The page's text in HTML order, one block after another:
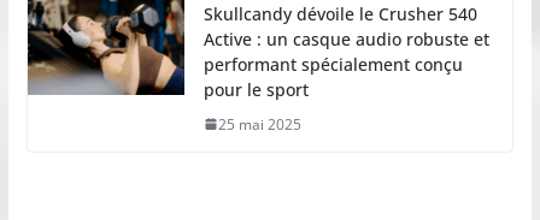
Skullcandy dévoile le Crusher 540
Active : un casque audio robuste et
performant spécialement conçu
pour le sport
25 mai 2025